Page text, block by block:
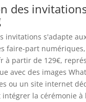
des
invitations s'adapte
faire-part
à partir de 129€,
avec des images
ou un site internet
la cérémonie à